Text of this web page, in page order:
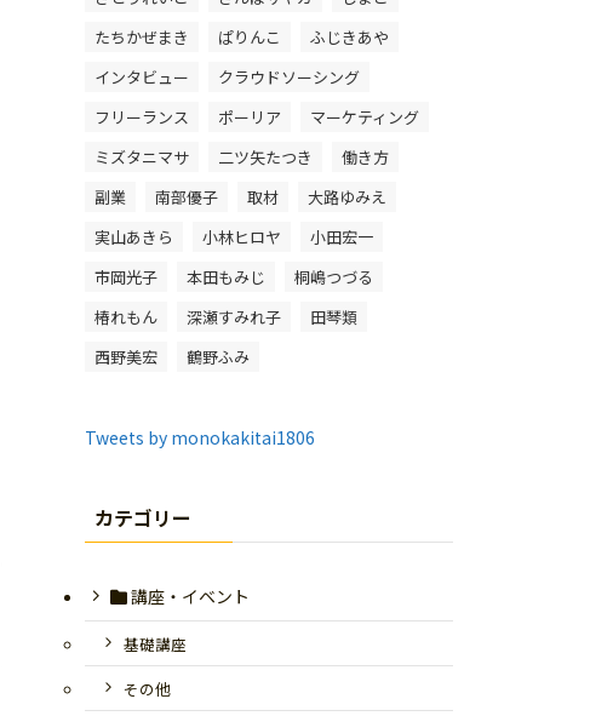
たちかぜまき
ぱりんこ
ふじきあや
インタビュー
クラウドソーシング
フリーランス
ポーリア
マーケティング
ミズタニマサ
二ツ矢たつき
働き方
副業
南部優子 取材
大路ゆみえ
実山あきら
小林ヒロヤ
小田宏一
市岡光子
本田もみじ
桐嶋つづる
椿れもん
深瀬すみれ子
田琴類
西野美宏
鶴野ふみ
Tweets by monokakitai1806
カテゴリー
講座・イベント
基礎講座
その他